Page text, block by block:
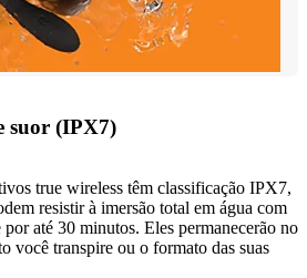
suor (IPX7)
true wireless têm classificação IPX7,
resistir à imersão total em água com
até 30 minutos. Eles permanecerão no
você transpire ou o formato das suas